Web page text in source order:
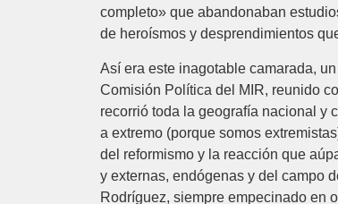
completo» que abandonaban
de heroísmos y desprendimientos
Así era este inagotable camarada,
Comisión Política del MIR, reunido
recorrió toda la geografía nacional y
a extremo (porque somos
del reformismo y la reacción que
y externas, endógenas y del campo
Rodríguez, siempre empecinado en